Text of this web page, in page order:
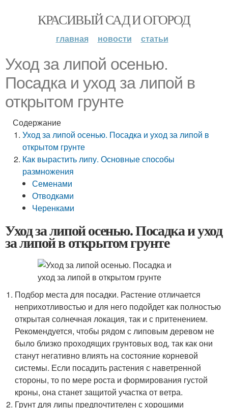
КРАСИВЫЙ САД И ОГОРОД
главная новости статьи
Уход за липой осенью.
Посадка и уход за липой в
открытом грунте
Содержание
Уход за липой осенью. Посадка и уход за липой в
открытом грунте
Как вырастить липу. Основные способы
размножения
Семенами
Отводками
Черенками
Уход за липой осенью. Посадка и уход
за липой в открытом грунте
Подбор места для посадки. Растение отличается
неприхотливостью и для него подойдет как полностью
открытая солнечная локация, так и с притенением.
Рекомендуется, чтобы рядом с липовым деревом не
было близко проходящих грунтовых вод, так как они
станут негативно влиять на состояние корневой
системы. Если посадить растения с наветренной
стороны, то по мере роста и формирования густой
кроны, она станет защитой участка от ветра.
Грунт для липы предпочтителен с хорошими